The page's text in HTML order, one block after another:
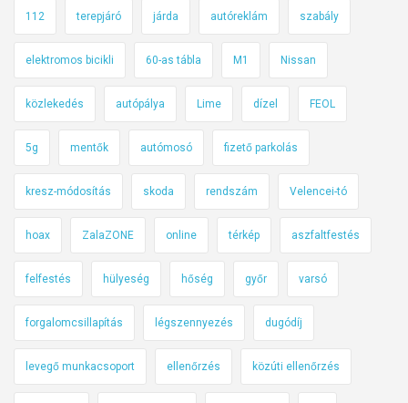
112 terepjáró járda autóreklám szabály
elektromos bicikli 60-as tábla M1 Nissan
közlekedés autópálya Lime dízel FEOL
5g mentők autómosó fizető parkolás
kresz-módosítás skoda rendszám Velencei-tó
hoax ZalaZONE online térkép aszfaltfestés
felfestés hülyeség hőség győr varsó
forgalomcsillapítás légszennyezés dugódíj
levegő munkacsoport ellenőrzés közúti ellenőrzés